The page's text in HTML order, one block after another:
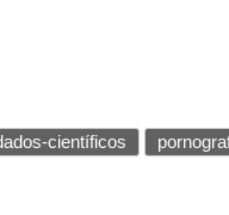
científicos